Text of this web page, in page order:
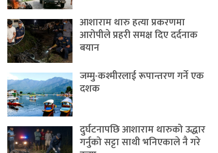
आशाराम थारु हत्या प्रकरणमा
आरोपीले प्रहरी समक्ष दिए दर्दनाक
बयान
जम्मु-कश्मीरलाई रूपान्तरण गर्ने एक
दशक
दुर्घटनापछि आशाराम थारुको उद्धार
गर्नुको सट्टा साथी भनिएकाले नै गरे